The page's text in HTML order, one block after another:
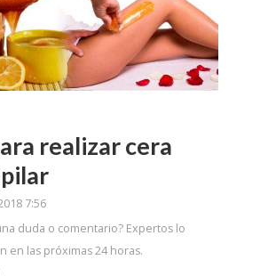
realizar cera
7:56
duda o comentario? Expertos lo
en las próximas 24 horas.